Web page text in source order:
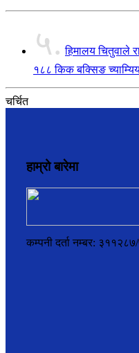
५. हिमालय चितुवाले
१८८ किक बक्सिङ
चर्चित
हाम्रो बारेमा
कम्पनी दर्ता नम्बर: